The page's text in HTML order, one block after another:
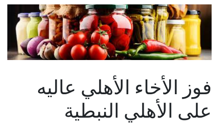
فوز الأخاء الأهلي عاليه
على الأهلي النبطية